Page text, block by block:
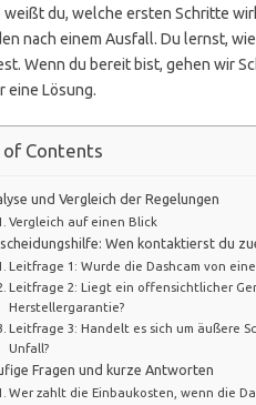
weißt du, welche ersten Schritte
nach einem Ausfall. Du lernst,
Wenn du bereit bist, gehen wir
eine Lösung.
of Contents
und Vergleich der Regelungen
Vergleich auf einen Blick
Wen kontaktierst du
Leitfrage 1: Wurde die Dashcam von
Leitfrage 2: Liegt ein offensichtlicher
Herstellergarantie?
Leitfrage 3: Handelt es sich um äußere
Unfall?
Fragen und kurze Antworten
Wer zahlt die Einbaukosten, wenn die